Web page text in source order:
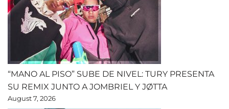
“MANO AL PISO” SUBE DE NIVEL: TURY PRESENTA
SU REMIX JUNTO A JOMBRIEL Y JØTTA
August 7, 2026